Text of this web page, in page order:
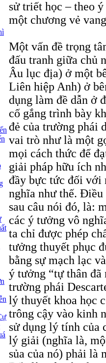
sử triết học – theo
một chương vẻ
Một vấn đề trọng
đấu tranh giữa chủ
Âu lục địa) ở một
Liên hiệp Anh) ở
dụng làm đề dẫn ở
cố gắng trình bày
đẻ của trường phái
vai trò như là một
mọi cách thức để
giải pháp hữu ích
đầy bực tức đối với
nghĩa như thế. Điều
sau câu nói đó, là:
các ý tưởng vô
ta chỉ được phép
tưởng thuyết phục
bằng sự mạch lạc
ý tưởng “tự thân đã
trường phái
lý thuyết khoa học
trông cậy vào kinh
sử dụng lý tính của
lý giải (nghĩa là,
sủa của nó) phải là